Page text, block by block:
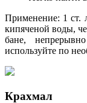
Применение: 1 ст.
кипяченой воды,
бане,
используйте по
Крахмал